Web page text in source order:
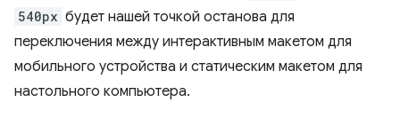
540px будет нашей точкой останова для
переключения между интерактивным макетом для
мобильного устройства и статическим макетом для
настольного компьютера.